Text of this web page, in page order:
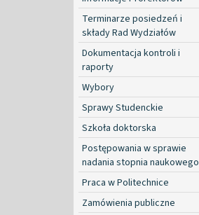
Terminarze posiedzeń i
składy Rad Wydziałów
Dokumentacja kontroli i
raporty
Wybory
Sprawy Studenckie
Szkoła doktorska
Postępowania w sprawie
nadania stopnia naukowego
Praca w Politechnice
Zamówienia publiczne